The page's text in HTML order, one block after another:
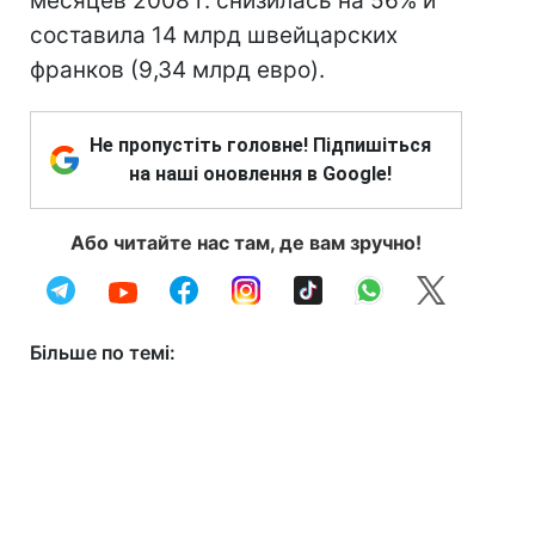
составила 14 млрд швейцарских
франков (9,34 млрд евро).
Не пропустіть головне! Підпишіться
на наші оновлення в Google!
Або читайте нас там, де вам зручно!
Більше по темі: